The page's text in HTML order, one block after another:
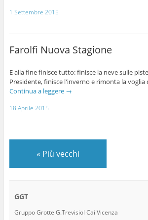
1 Settembre 2015
Farolfi Nuova Stagione
E alla fine finisce tutto: finisce la neve sulle
Presidente, finisce l'inverno e rimonta la voglia
Continua a leggere →
18 Aprile 2015
« Più vecchi
GGT
Gruppo Grotte G.Trevisiol Cai Vicenza